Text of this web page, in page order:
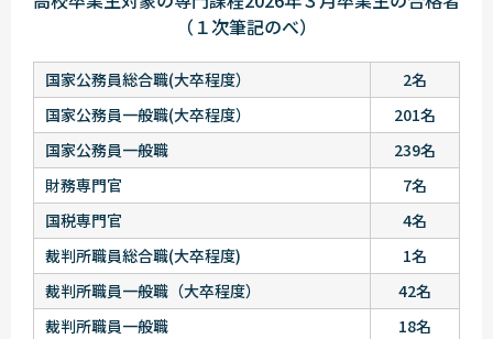
（１次筆記のべ）
国家公務員総合職(大卒程度）
2名
国家公務員一般職(大卒程度）
201名
国家公務員一般職
239名
財務専門官
7名
国税専門官
4名
裁判所職員総合職(大卒程度)
1名
裁判所職員一般職（大卒程度）
42名
裁判所職員一般職
18名